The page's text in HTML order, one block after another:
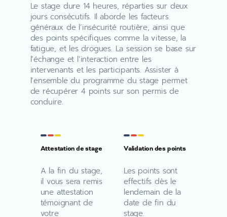
Le stage dure 14 heures, réparties sur deux
jours consécutifs. Il aborde les facteurs
généraux de l’insécurité routière, ainsi que
des points spécifiques comme la vitesse, la
fatigue, et les drogues. La session se base sur
l’échange et l’interaction entre les
intervenants et les participants. Assister à
l’ensemble du programme du stage permet
de récupérer 4 points sur son permis de
conduire.
Attestation de stage
A la fin du stage,
il vous sera remis
une attestation
témoignant de
votre
Validation des points
Les points sont
effectifs dès le
lendemain de la
date de fin du
stage.